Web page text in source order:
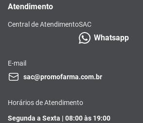
Atendimento
Central de AtendimentoSAC
Whatsapp
E-mail
sac@promofarma.com.br
Horários de Atendimento
Segunda a Sexta | 08:00 às 19:00